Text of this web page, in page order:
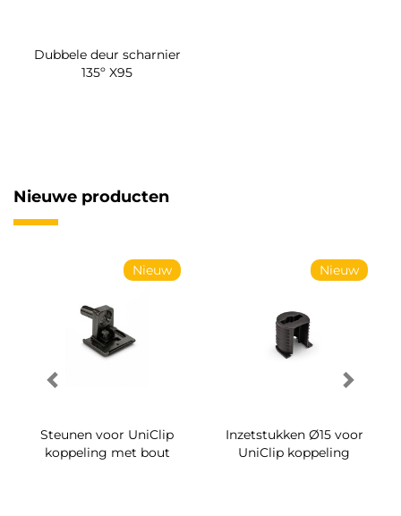
Dubbele deur scharnier
135º X95
Nieuwe producten
Nieuw
Steunen voor UniClip
koppeling met bout
Nieuw
Inzetstukken Ø15 voor
UniClip koppeling